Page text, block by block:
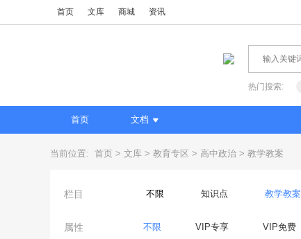
首页 文库 商城 资讯
热门搜索:
首页 文档
当前位置: 首页 文库 教育专区 高中政治 教学教案
栏目 不限 知识点 教学教案
属性 不限 VIP专享 VIP免费